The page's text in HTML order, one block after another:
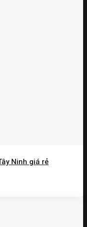
Ninh giá rẻ